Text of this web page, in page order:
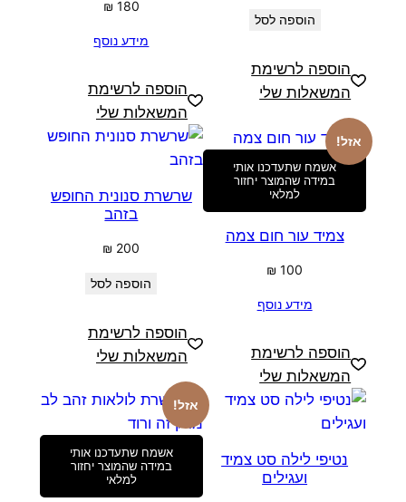
הוספה לסל
הוספה לרשימת
המשאלות שלי
₪ 180
מידע נוסף
הוספה לרשימת
המשאלות שלי
אזל!
אשמח שתעדכנו אותי
במידה שהמוצר יחזור
למלאי
צמיד עור חום צמה
₪ 100
מידע נוסף
הוספה לרשימת
המשאלות שלי
שרשרת סנונית החופש
בזהב
₪ 200
הוספה לסל
הוספה לרשימת
המשאלות שלי
נטיפי לילה סט צמיד
ועגילים
אזל!
אשמח שתעדכנו אותי
במידה שהמוצר יחזור
למלאי